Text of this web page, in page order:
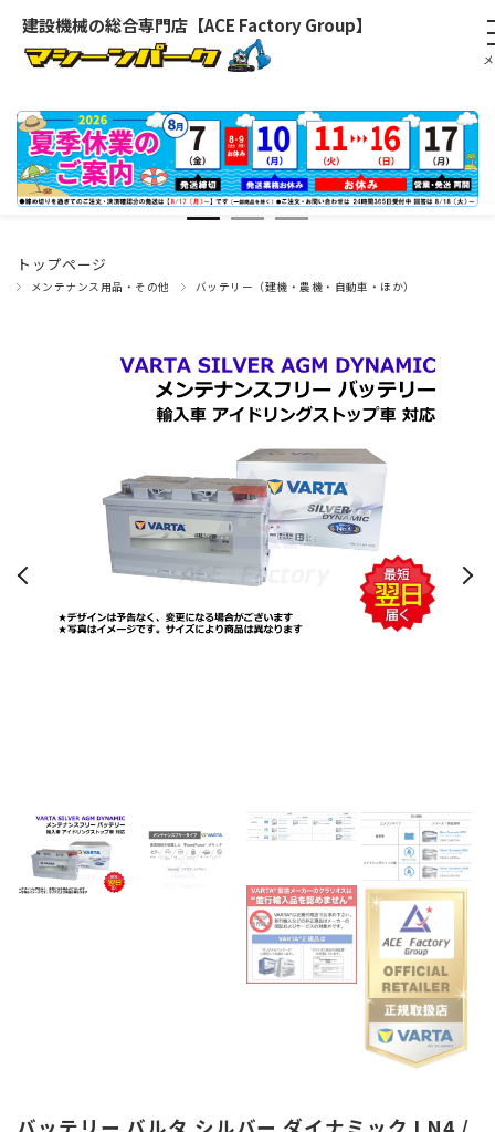
建設機械の総合専門店【ACE Factory Group】
トップページ
メンテナンス用品・その他 バッテリー（建機・農機・自動車・ほか）